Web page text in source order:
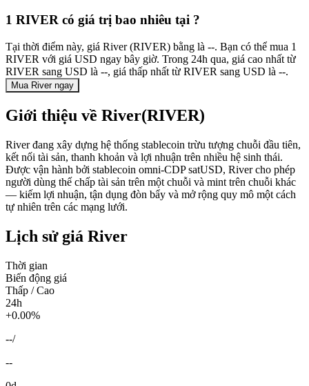
1 RIVER có giá trị bao nhiêu tại ?
Tại thời điểm này, giá River (RIVER) bằng là --. Bạn có thể mua 1
RIVER với giá USD ngay bây giờ. Trong 24h qua, giá cao nhất từ
RIVER sang USD là --, giá thấp nhất từ RIVER sang USD là --.
Mua River ngay
Giới thiệu về River(RIVER)
River đang xây dựng hệ thống stablecoin trừu tượng chuỗi đầu tiên,
kết nối tài sản, thanh khoản và lợi nhuận trên nhiều hệ sinh thái.
Được vận hành bởi stablecoin omni-CDP satUSD, River cho phép
người dùng thế chấp tài sản trên một chuỗi và mint trên chuỗi khác
— kiếm lợi nhuận, tận dụng đòn bẩy và mở rộng quy mô một cách
tự nhiên trên các mạng lưới.
Lịch sử giá River
Thời gian
Biến động giá
Thấp / Cao
24h
+0.00%
--/
--